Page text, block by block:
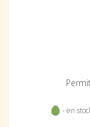
- en